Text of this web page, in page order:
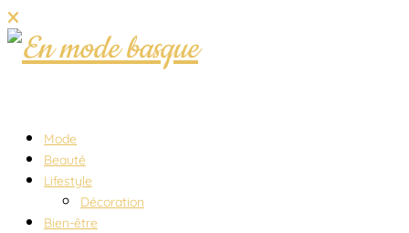
Mode
Beauté
Lifestyle
Décoration
Bien-être